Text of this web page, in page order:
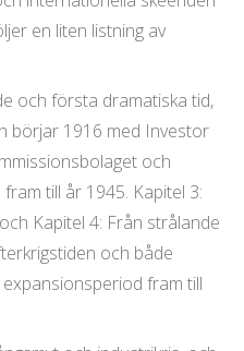
en liten listning av
och första dramatiska tid,
börjar 1916 med Investor
och
till år 1945. Kapitel 3:
Kapitel 4: Från strålande
och både
fram till